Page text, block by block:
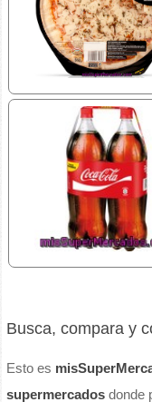
Busca, compara y
Esto es
supermercados donde